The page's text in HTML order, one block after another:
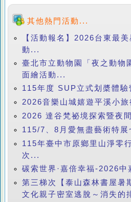
其他熱門活動...
【活動報名】2026台東最
動...
臺北市立動物園「夜之動物
面繪活動...
115年度 SUP立式划槳體
2026音樂山城嬉遊平溪小
2026 達谷梵祕境探索暨夜
115/7、8月愛無盡藝術特
115年臺中市原鄉里山淨零
次...
碳索世界·嘉倍幸福-2026中
第三梯次【泰山森林書屋暑
文化親子密室逃脫～消失的